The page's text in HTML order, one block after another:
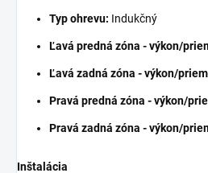
Typ ohrevu: Indukčný
Ľavá predná zóna - výkon/
Ľavá zadná zóna - výkon/
Pravá predná zóna - výkon/
Pravá zadná zóna - výkon/
Inštalácia